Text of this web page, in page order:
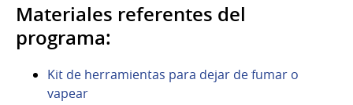
Materiales referentes del
programa:
Kit de herramientas para dejar de fumar o
vapear